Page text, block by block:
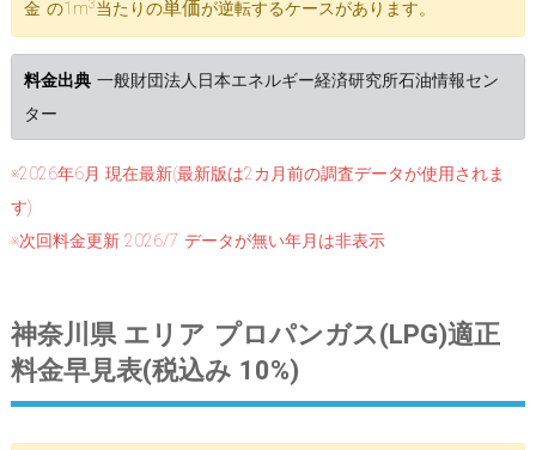
金 の1m3当たりの単価が逆転するケースがあります。
料金出典 一般財団法人日本エネルギー経済研究所石油情報セン
ター
※2026年6月 現在最新(最新版は2カ月前の調査データが使用されま
す)
※次回料金更新 2026/7 データが無い年月は非表示
神奈川県 エリア プロパンガス(LPG)適正
料金早見表(税込み 10%)